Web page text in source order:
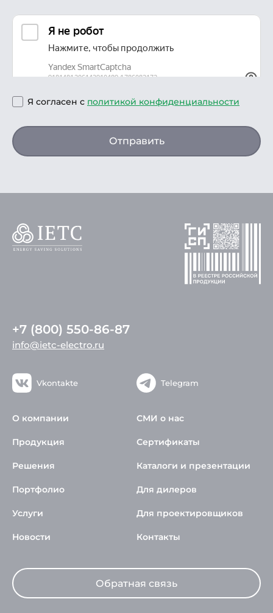
Я согласен с политикой конфиденциальности
Отправить
+7 (800) 550-86-87
info@ietc-electro.ru
Vkontakte Telegram
О компании
Продукция
Решения
Портфолио
Услуги
Новости
СМИ о нас
Сертификаты
Каталоги и презентации
Для дилеров
Для проектировщиков
Контакты
Обратная связь